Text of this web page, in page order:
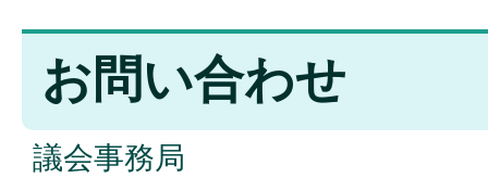
お問い合わせ
議会事務局